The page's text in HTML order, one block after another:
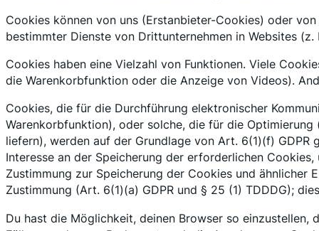
Cookies können von uns (Erstanbieter-Cookies) oder
bestimmter Dienste von Drittunternehmen in Websites
Cookies haben eine Vielzahl von Funktionen. Viele
die Warenkorbfunktion oder die Anzeige von Videos).
Cookies, die für die Durchführung elektronischer
Warenkorbfunktion), oder solche, die für die
liefern), werden auf der Grundlage von Art. 6(1)(f)
Interesse an der Speicherung der erforderlichen
Zustimmung zur Speicherung der Cookies und
Zustimmung (Art. 6(1)(a) GDPR und § 25 (1) TDDDG);
Du hast die Möglichkeit, deinen Browser so